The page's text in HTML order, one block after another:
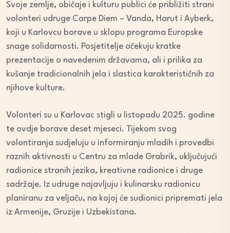
Svoje zemlje, običaje i kulturu publici će približiti strani
volonteri udruge Carpe Diem – Vanda, Harut i Ayberk,
koji u Karlovcu borave u sklopu programa Europske
snage solidarnosti. Posjetitelje očekuju kratke
prezentacije o navedenim državama, ali i prilika za
kušanje tradicionalnih jela i slastica karakterističnih za
njihove kulture.
Volonteri su u Karlovac stigli u listopadu 2025. godine
te ovdje borave deset mjeseci. Tijekom svog
volontiranja sudjeluju u informiranju mladih i provedbi
raznih aktivnosti u Centru za mlade Grabrik, uključujući
radionice stranih jezika, kreativne radionice i druge
sadržaje. Iz udruge najavljuju i kulinarsku radionicu
planiranu za veljaču, na kojoj će sudionici pripremati jela
iz Armenije, Gruzije i Uzbekistana.